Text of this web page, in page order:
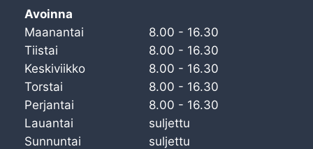
Avoinna
Maanantai
8.00 - 16.30
Tiistai
8.00 - 16.30
Keskiviikko
8.00 - 16.30
Torstai
8.00 - 16.30
Perjantai
8.00 - 16.30
Lauantai
suljettu
Sunnuntai
suljettu